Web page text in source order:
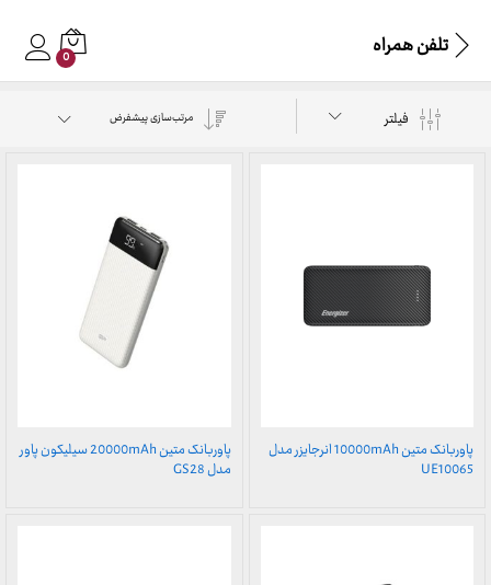
تلفن همراه 0
فیلتر مرتب‌سازی پیشفرض
پاوربانک متین 10000mAh انرجایزر مدل
UE10065
پاوربانک متین 20000mAh سیلیکون پاور
مدل GS28